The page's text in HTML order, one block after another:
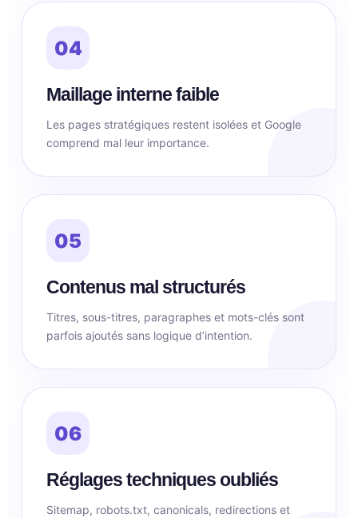
04
Maillage interne faible
Les pages stratégiques restent isolées et Google
comprend mal leur importance.
05
Contenus mal structurés
Titres, sous-titres, paragraphes et mots-clés sont
parfois ajoutés sans logique d’intention.
06
Réglages techniques oubliés
Sitemap, robots.txt, canonicals, redirections et